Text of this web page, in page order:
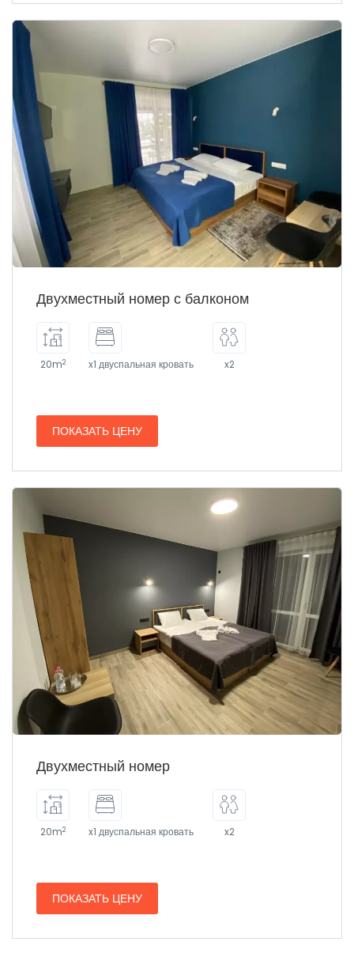
Двухместный номер с балконом
20m2 x1 двуспальная кровать x2
ПОКАЗАТЬ ЦЕНУ
Двухместный номер
20m2 x1 двуспальная кровать x2
ПОКАЗАТЬ ЦЕНУ